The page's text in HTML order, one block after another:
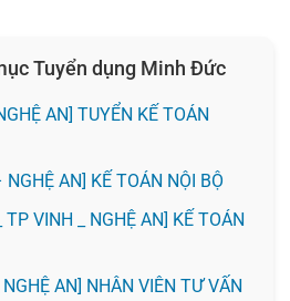
Tuyển dụng Minh Đức
AN] TUYỂN KẾ TOÁN
NGHỆ AN] KẾ TOÁN NỘI BỘ
TP VINH _ NGHỆ AN] KẾ TOÁN
NGHỆ AN] NHÂN VIÊN TƯ VẤN